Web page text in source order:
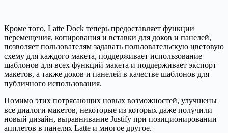
Кроме того, Latte Dock теперь предоставляет функции
перемещения, копирования и вставки для доков и панелей,
позволяет пользователям задавать пользовательскую цветовую
схему для каждого макета, поддерживает использование
шаблонов для всех функций макета и поддерживает экспорт
макетов, а также доков и панелей в качестве шаблонов для
публичного использования.
Помимо этих потрясающих новых возможностей, улучшены
все диалоги макетов, некоторые из которых даже получили
новый дизайн, выравнивание Justify при позиционировании
апплетов в панелях Latte и многое другое.